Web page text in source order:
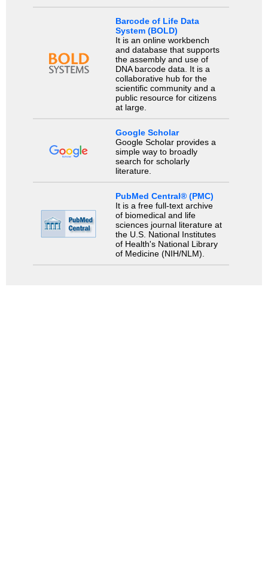
Barcode of Life Data
System (BOLD)
It is an online workbench
and database that supports
the assembly and use of
DNA barcode data. It is a
collaborative hub for the
scientific community and a
public resource for citizens
at large.
Google Scholar
Google Scholar provides a
simple way to broadly
search for scholarly
literature.
PubMed Central® (PMC)
It is a free full-text archive
of biomedical and life
sciences journal literature at
the U.S. National Institutes
of Health's National Library
of Medicine (NIH/NLM).